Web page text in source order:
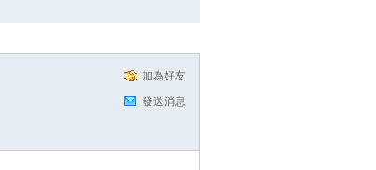
加為好友
發送消息